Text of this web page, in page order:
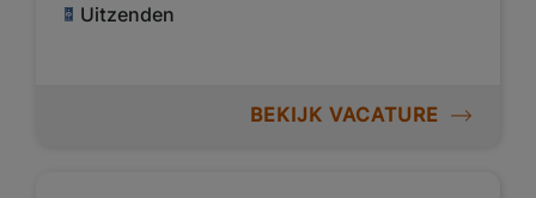
Uitzenden
BEKIJK VACATURE